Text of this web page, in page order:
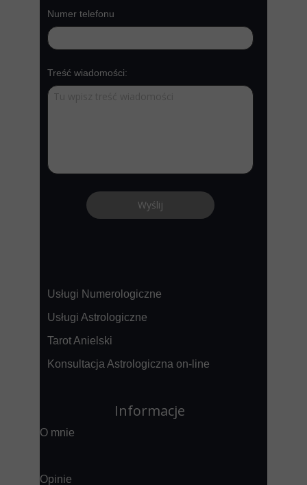
Informacje
O mnie
Opinie
Numer telefonu
Treść wiadomości:
Wyślij
Usługi
Usługi Numerologiczne
Usługi Astrologiczne
Tarot Anielski
Konsultacja Astrologiczna on-line